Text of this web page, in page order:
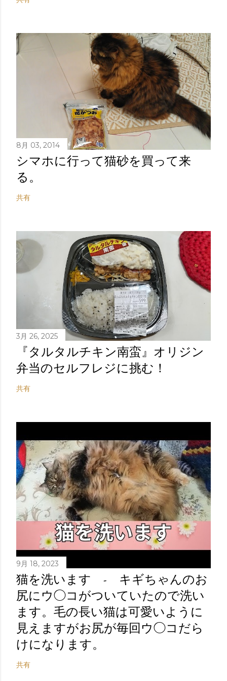
8月 03, 2014
シマホに行って猫砂を買って来
る。
共有
3月 26, 2025
『タルタルチキン南蛮』オリジン
弁当のセルフレジに挑む！
共有
9月 18, 2023
猫を洗います - キギちゃんのお
尻にウ◯コがついていたので洗い
ます。毛の長い猫は可愛いように
見えますがお尻が毎回ウ◯コだら
けになります。
共有